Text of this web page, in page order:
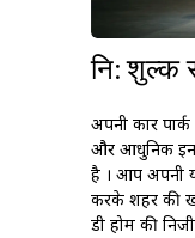
नि: शुल्क
अपनी कार
और आधुनिक
है । आप अपनी
करके शहर की
डी होम की